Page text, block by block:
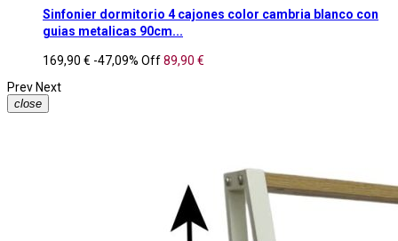
Sinfonier dormitorio 4 cajones color cambria blanco con
guias metalicas 90cm...
169,90 € -47,09% Off89,90 €
Prev Next
close